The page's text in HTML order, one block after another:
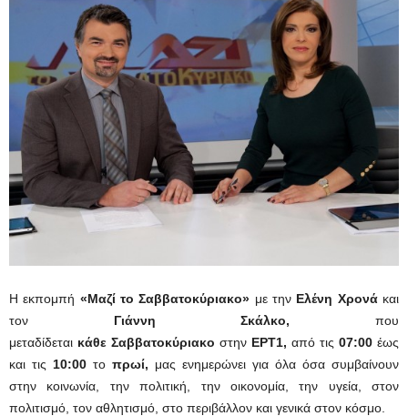
Η εκπομπή «Μαζί το Σαββατοκύριακο» με την Ελένη Χρονά και
τον Γιάννη Σκάλκο,που
μεταδίδεται κάθε Σαββατοκύριακο στην ΕΡΤ1, από τις 07:00 έως
και τις 10:00 το πρωί, μας ενημερώνει για όλα όσα συμβαίνουν
στην κοινωνία, την πολιτική, την οικονομία, την υγεία, στον
πολιτισμό, τον αθλητισμό, στο περιβάλλον και γενικά στον κόσμο.